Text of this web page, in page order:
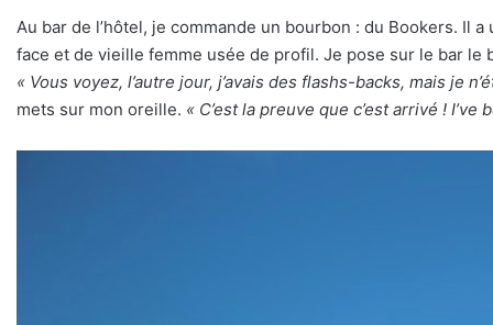
Au bar de l’hôtel, je commande un bourbon : du Bookers. Il
face et de vieille femme usée de profil. Je pose sur le bar le
« Vous voyez, l’autre jour, j’avais des flashs-backs, mais je
mets sur mon oreille. « C’est la preuve que c’est arrivé !